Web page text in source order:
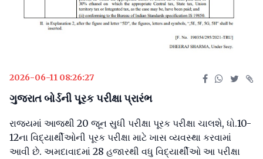
2026-06-11 08:26:27
ગુજરાત બોર્ડની પૂરક પરીક્ષા પ્રારંભ
રાજ્યમાં આજથી 20 જૂન સુધી પરીક્ષા પૂરક પરીક્ષા ચાલશે, ધો.10-
12ના વિદ્યાર્થીઓની પૂરક પરીક્ષા માટે ખાસ વ્યવસ્થા કરવામાં
આવી છે. અમદાવાદમાં 28 હજારથી વધુ વિદ્યાર્થીઓ આ પરીક્ષા